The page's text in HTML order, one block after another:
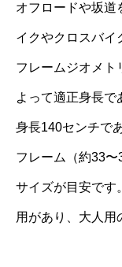
オフロードや坂道
イクやクロスバイ
フレームジオメト
よって適正身長で
身長140センチで
フレーム（約33
サイズが目安です
用があり、大人用